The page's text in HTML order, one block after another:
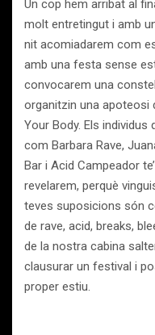
Un cop hem arribat al
molt entretingut i amb
nit acomiadarem com
amb una festa sense
convocarem una
organitzin una apoteosi
Your Body. Els individus
com Barbara Rave,
Bar i Acid Campeador
revelarem, perquè
teves suposicions són
de rave, acid, breaks,
de la nostra cabina
clausurar un festival i
proper estiu.